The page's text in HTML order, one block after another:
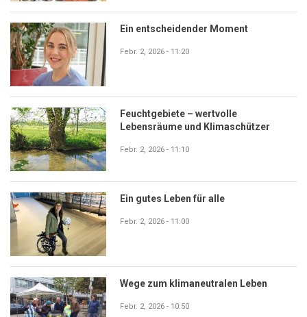
Ein entscheidender Moment
Febr. 2, 2026 - 11:20
Feuchtgebiete – wertvolle
Lebensräume und Klimaschützer
Febr. 2, 2026 - 11:10
Ein gutes Leben für alle
Febr. 2, 2026 - 11:00
Wege zum klimaneutralen Leben
Febr. 2, 2026 - 10:50